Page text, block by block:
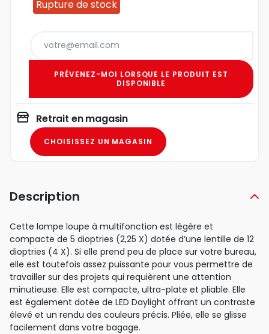
Rupture de stock
PRÉVENEZ-MOI LORSQUE LE PRODUIT EST
DISPONIBLE
Retrait en magasin
CHOISISSEZ UN MAGASIN
Description
Cette lampe loupe à multifonction est légère et
compacte de 5 dioptries (2,25 X) dotée d’une lentille de 12
dioptries (4 X). Si elle prend peu de place sur votre bureau,
elle est toutefois assez puissante pour vous permettre de
travailler sur des projets qui requièrent une attention
minutieuse. Elle est compacte, ultra-plate et pliable. Elle
est également dotée de LED Daylight offrant un contraste
élevé et un rendu des couleurs précis. Pliée, elle se glisse
facilement dans votre bagage.